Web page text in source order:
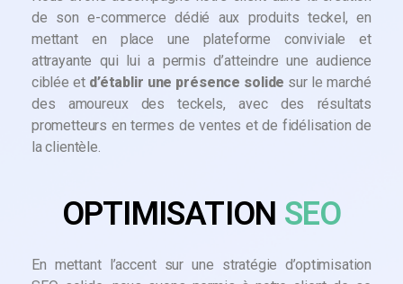
de son e-commerce dédié aux produits teckel, en
mettant en place une plateforme conviviale et
attrayante qui lui a permis d’atteindre une audience
ciblée etd’établir une présence solide sur le marché
des amoureux des teckels, avec des résultats
prometteurs en termes de ventes et de fidélisation de
la clientèle.
OPTIMISATION SEO
En mettant l’accent sur une stratégie d’optimisation